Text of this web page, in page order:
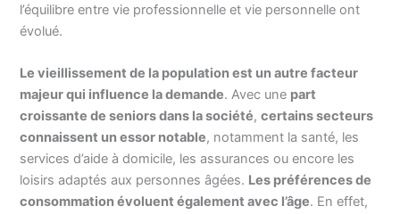
l’équilibre entre vie professionnelle et vie personnelle ont
évolué.
Le vieillissement de la population est un autre facteur
majeur qui influence la demande. Avec une part
croissante de seniors dans la société,certains secteurs
connaissent un essor notable, notamment la santé, les
services d’aide à domicile, les assurances ou encore les
loisirs adaptés aux personnes âgées. Les préférences de
consommation évoluent également avec l’âge. En effet,